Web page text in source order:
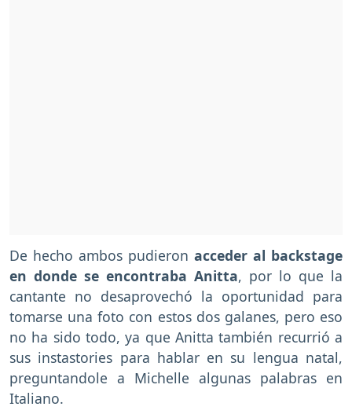
De hecho ambos pudieron acceder al backstage
en donde se encontraba Anitta, por lo que la
cantante no desaprovechó la oportunidad para
tomarse una foto con estos dos galanes, pero eso
no ha sido todo, ya que Anitta también recurrió a
sus instastories para hablar en su lengua natal,
preguntandole a Michelle algunas palabras en
Italiano.